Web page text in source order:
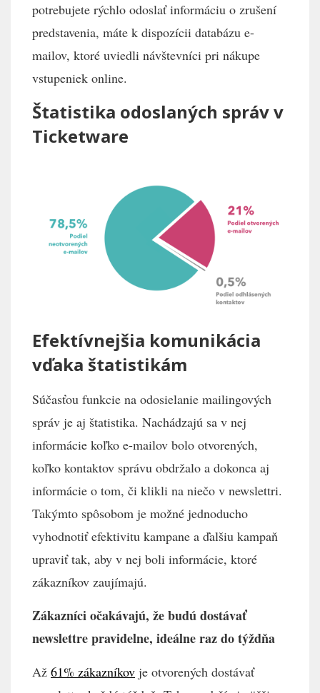
potrebujete rýchlo odoslať informáciu o zrušení
predstavenia, máte k dispozícii databázu e-
mailov, ktoré uviedli návštevníci pri nákupe
vstupeniek online.
Štatistika odoslaných správ v
Ticketware
Efektívnejšia komunikácia
vďaka štatistikám
Súčasťou funkcie na odosielanie mailingových
správ je aj štatistika. Nachádzajú sa v nej
informácie koľko e-mailov bolo otvorených,
koľko kontaktov správu obdržalo a dokonca aj
informácie o tom, či klikli na niečo v newslettri.
Takýmto spôsobom je možné jednoducho
vyhodnotiť efektivitu kampane a ďalšiu kampaň
upraviť tak, aby v nej boli informácie, ktoré
zákazníkov zaujímajú.
Zákazníci očakávajú, že budú dostávať
newslettre pravidelne, ideálne raz do týždňa
Až 61% zákazníkov je otvorených dostávať